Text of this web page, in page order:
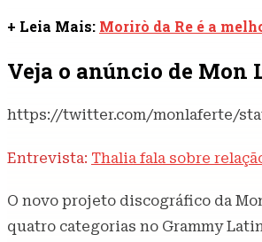
+ Leia Mais: Morirò da Re é a
Veja o anúncio de Mon
https://twitter.com/monlaferte/
Entrevista: Thalia fala sobre
O novo projeto discográfico da
quatro categorias no Grammy